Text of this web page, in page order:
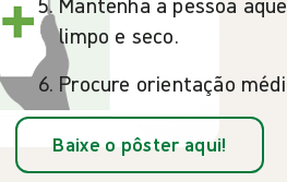
limpo e seco.
Procure orientação
Baixe o pôster aqui!